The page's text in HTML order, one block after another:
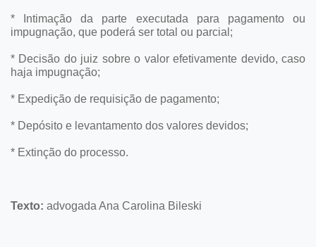
* Intimação da parte executada para pagamento ou
impugnação, que poderá ser total ou parcial;
* Decisão do juiz sobre o valor efetivamente devido, caso
haja impugnação;
* Expedição de requisição de pagamento;
* Depósito e levantamento dos valores devidos;
* Extinção do processo.
Texto: advogada Ana Carolina Bileski